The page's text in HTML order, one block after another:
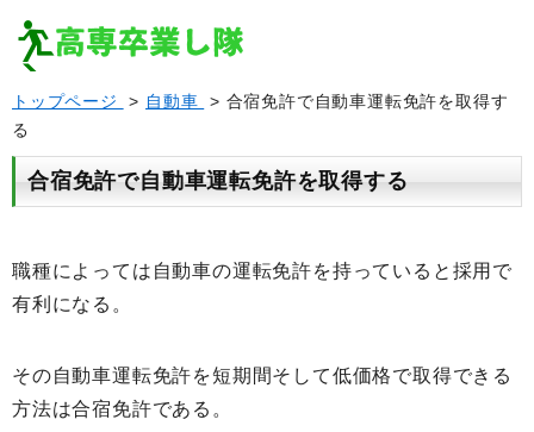
トップページ > 自動車
> 合宿免許で自動車運転免許を取得す
る
合宿免許で自動車運転免許を取得する
職種によっては自動車の運転免許を持っていると採用で
有利になる。
その自動車運転免許を短期間そして低価格で取得できる
方法は合宿免許である。